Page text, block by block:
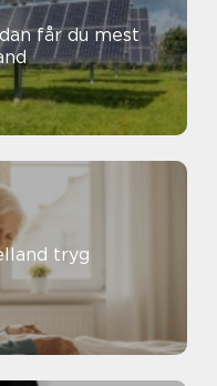
får du mest
tryg